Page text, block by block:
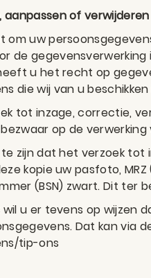
aanpassen of verwijderen
om uw
de
u het recht op
die wij van u
tot inzage, correctie,
op de
zijn dat het verzoek
kopie uw pasfoto,
(BSN) zwart. Dit ter
wil u er tevens op wijzen
Dat kan
tip-ons